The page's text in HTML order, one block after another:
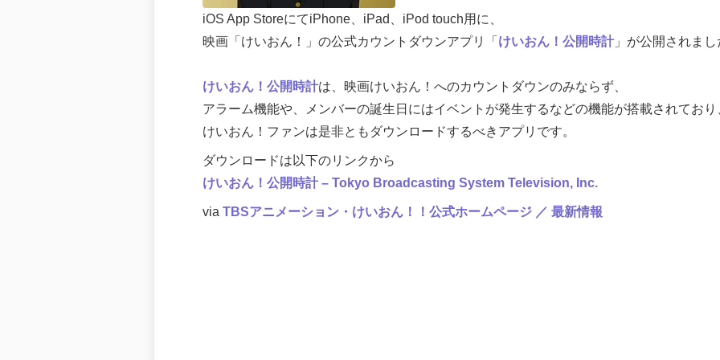
iOS App StoreにてiPhone、iPad、iPod touch用に、
映画「けいおん！」の公式カウントダウンアプリ「 けいおん！公開時計」が公開されまし
けいおん！公開時計は、映画けいおん！へのカウントダウンのみならず、
アラーム機能や、メンバーの誕生日にはイベントが発生するなどの機能が搭載されており
けいおん！ファンは是非ともダウンロードするべきアプリです。
ダウンロードは以下のリンクから
けいおん！公開時計 – Tokyo Broadcasting System Television, Inc.
via TBSアニメーション・けいおん！！公式ホームページ ／ 最新情報